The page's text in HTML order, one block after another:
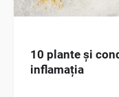
10 plante și
inflamația